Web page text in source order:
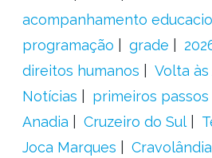
acompanhamento
programação
grade
direitos humanos
Volta às
Notícias
primeiros passos
Anadia
Cruzeiro do Sul
Joca Marques
Cravolândia